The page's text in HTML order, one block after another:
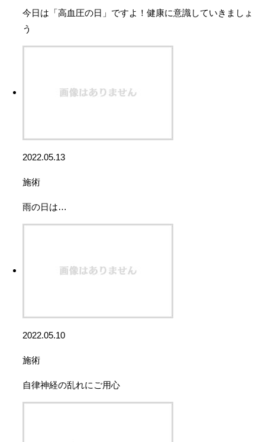
今日は「高血圧の日」ですよ！健康に意識していきましょ
う
2022.05.13
施術
雨の日は…
2022.05.10
施術
自律神経の乱れにご用心